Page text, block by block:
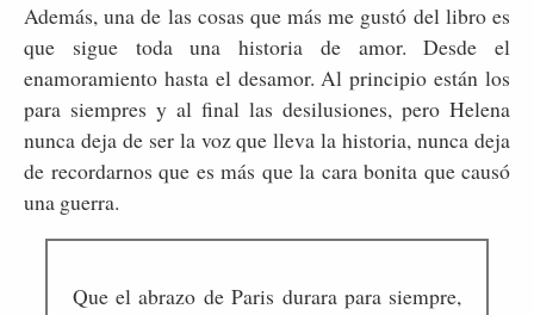
Además, una de las cosas que más me gustó del libro es
que sigue toda una historia de amor. Desde el
enamoramiento hasta el desamor. Al principio están los
para siempres y al final las desilusiones, pero Helena
nunca deja de ser la voz que lleva la historia, nunca deja
de recordarnos que es más que la cara bonita que causó
una guerra.
Que el abrazo de Paris durara para siempre,